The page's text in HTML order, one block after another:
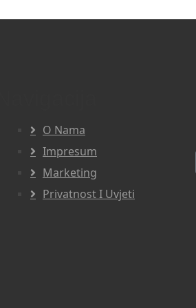
O Nama
Impresum
Marketing
Privatnost I Uvjeti